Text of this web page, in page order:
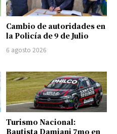
Cambio de autoridades en
la Policía de 9 de Julio
6 agosto 2026
Turismo Nacional:
Bautista Damiani 7mo en